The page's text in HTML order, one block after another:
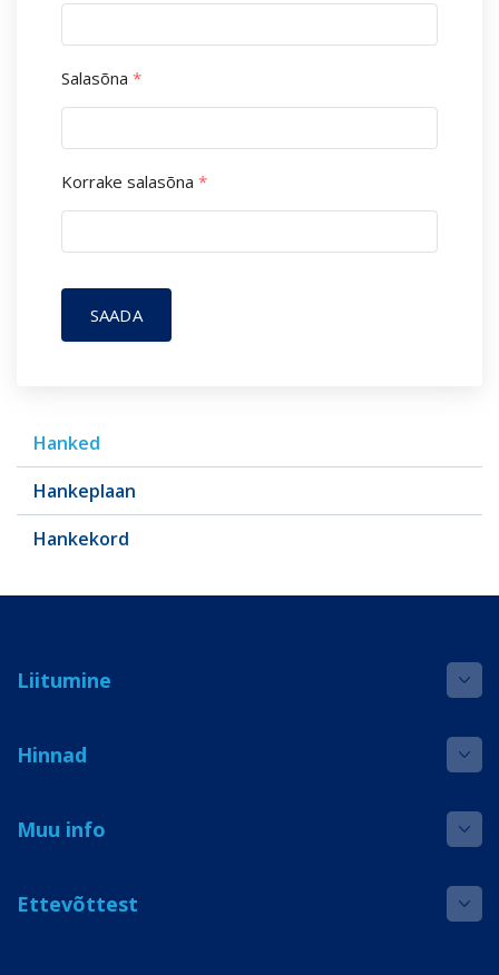
Hanked
Hankeplaan
Hankekord
Salasõna *
Korrake salasõna *
SAADA
Liitumine
Hinnad
Muu info
Ettevõttest